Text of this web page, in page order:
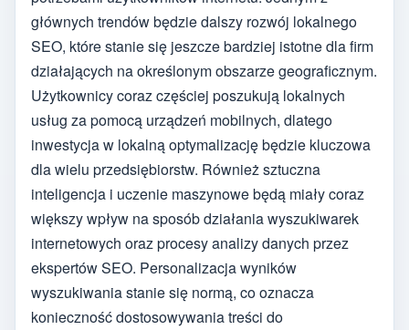
głównych trendów będzie dalszy rozwój lokalnego
SEO, które stanie się jeszcze bardziej istotne dla firm
działających na określonym obszarze geograficznym.
Użytkownicy coraz częściej poszukują lokalnych
usług za pomocą urządzeń mobilnych, dlatego
inwestycja w lokalną optymalizację będzie kluczowa
dla wielu przedsiębiorstw. Również sztuczna
inteligencja i uczenie maszynowe będą miały coraz
większy wpływ na sposób działania wyszukiwarek
internetowych oraz procesy analizy danych przez
ekspertów SEO. Personalizacja wyników
wyszukiwania stanie się normą, co oznacza
konieczność dostosowywania treści do